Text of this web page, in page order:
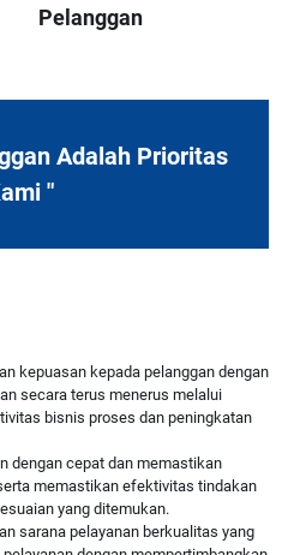
Pelanggan
Adalah Prioritas
"
kepuasan kepada pelanggan dengan
secara terus menerus melalui
bisnis proses dan peningkatan
dengan cepat dan memastikan
memastikan efektivitas tindakan
yang ditemukan.
sarana pelayanan berkualitas yang